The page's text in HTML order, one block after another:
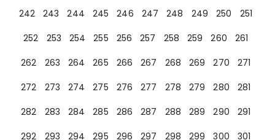
242
243 244 245 246 247 248 249 250
251
252
253 254 255 256 257 258 259 260
261
262
263 264 265 266 267 268 269 270
271
272
273 274 275 276 277 278 279 280
281
282
283 284 285 286 287 288 289 290
291
292
293 294 295 296 297 298 299 300 301